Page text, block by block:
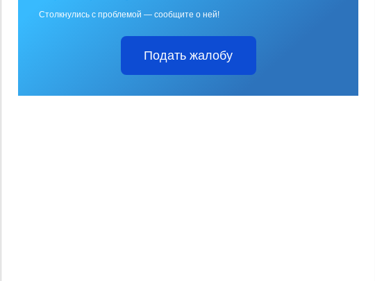
Столкнулись с проблемой — сообщите о ней!
Подать жалобу